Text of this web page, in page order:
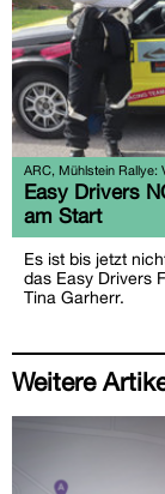
ARC, Mühlstein Rallye:
Easy Drivers
am Start
Es ist bis jetzt
das Easy Drivers
Tina Garherr.
Weitere